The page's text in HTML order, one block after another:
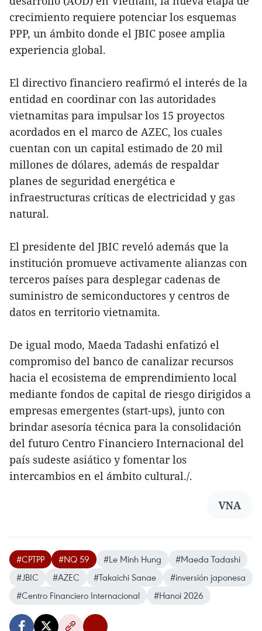
crecimiento requiere potenciar los esquemas
PPP, un ámbito donde el JBIC posee amplia
experiencia global.
El directivo financiero reafirmó el interés de la
entidad en coordinar con las autoridades
vietnamitas para impulsar los 15 proyectos
acordados en el marco de AZEC, los cuales
cuentan con un capital estimado de 20 mil
millones de dólares, además de respaldar
planes de seguridad energética e
infraestructuras críticas de electricidad y gas
natural.
El presidente del JBIC reveló además que la
institución promueve activamente alianzas con
terceros países para desplegar cadenas de
suministro de semiconductores y centros de
datos en territorio vietnamita.
De igual modo, Maeda Tadashi enfatizó el
compromiso del banco de canalizar recursos
hacia el ecosistema de emprendimiento local
mediante fondos de capital de riesgo dirigidos a
empresas emergentes (start-ups), junto con
brindar asesoría técnica para la consolidación
del futuro Centro Financiero Internacional del
país sudeste asiático y fomentar los
intercambios en el ámbito cultural./.
VNA
#CPTPP #NQ 59 #Le Minh Hung
#Maeda Tadashi
#JBIC
#AZEC #Takaichi Sanae
#inversión japonesa
#Centro Financiero Internacional
#Hanoi 2026